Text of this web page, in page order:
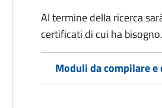
Al termine della ricerca
certificati di cui ha bisogno.
Moduli da compilare